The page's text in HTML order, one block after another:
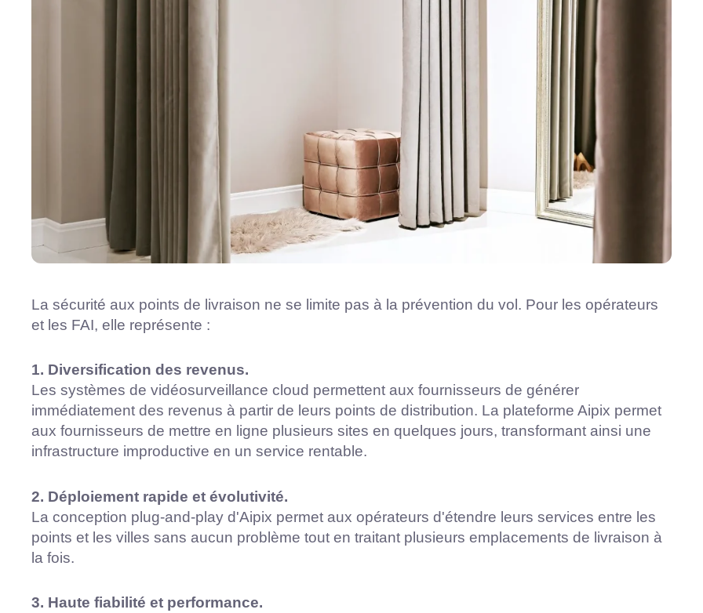
La sécurité aux points de livraison ne se limite pas à la prévention du vol. Pour les opérateurs
et les FAI, elle représente :
1. Diversification des revenus.
Les systèmes de vidéosurveillance cloud permettent aux fournisseurs de générer
immédiatement des revenus à partir de leurs points de distribution. La plateforme Aipix permet
aux fournisseurs de mettre en ligne plusieurs sites en quelques jours, transformant ainsi une
infrastructure improductive en un service rentable.
2. Déploiement rapide et évolutivité.
La conception plug-and-play d'Aipix permet aux opérateurs d'étendre leurs services entre les
points et les villes sans aucun problème tout en traitant plusieurs emplacements de livraison à
la fois.
3. Haute fiabilité et performance.